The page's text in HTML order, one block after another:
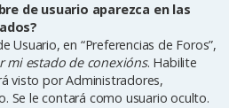
de usuario aparezca en las
Usuario, en “Preferencias de Foros”,
mi estado de conexións. Habilite
visto por Administradores,
Se le contará como usuario oculto.